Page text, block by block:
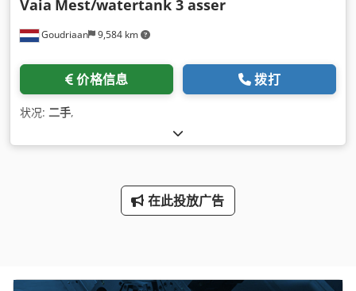
Goudriaan 9,584 km
Vaia Mest/watertank 3 asser
价格信息 拨打
状况: 二手,
在此投放广告